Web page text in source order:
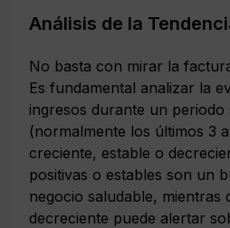
Análisis de la
No basta con mirar la
Es fundamental analizar la
ingresos durante un periodo
(normalmente los últimos 3
creciente, estable o
positivas o estables son un
negocio saludable, mientras
decreciente puede alertar